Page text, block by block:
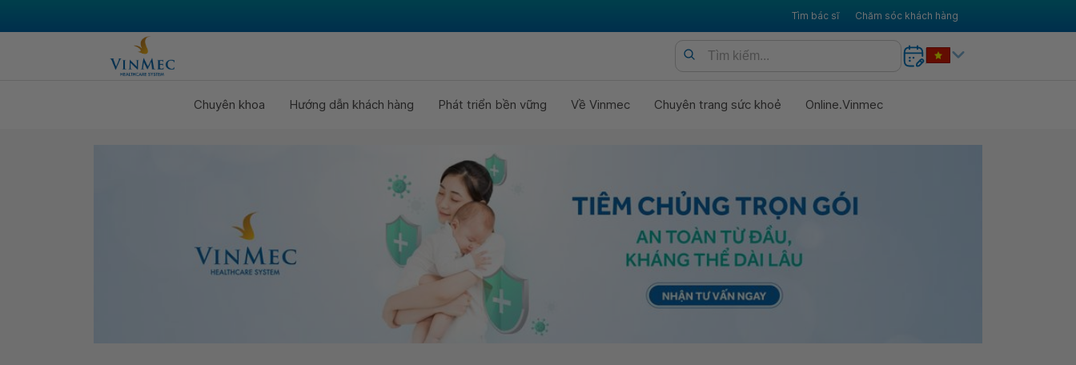
Tìm bác sĩ Chăm sóc khách hàng
Chuyên khoa Hướng dẫn khách hàng Phát triển bền vững Về Vinmec Chuyên trang sức khoẻ Online.Vinmec